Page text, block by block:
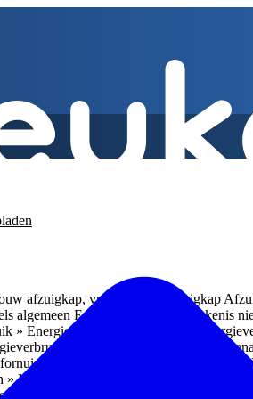
afzuigkap, vrijhangende afzuigkap
algemeen Energieverbruik » Betekenis
» Energieverbruik in de praktijk
» 1
Keukenapparatuur » Inbouwlades
» Nismaten Koelen en vriezen »